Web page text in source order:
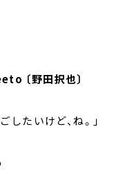
〔野田択也〕
したいけど、ね。｣